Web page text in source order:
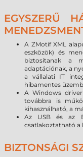
EGYSZERŰ
A ZMotif XML
eszközök) és
biztosítanak a
adaptációnak, a
a vállalati IT
hibamentes
A Windows
továbbra is
kihasználható, a
Az USB és az
csatlakoztatható a
BIZTONSÁGI